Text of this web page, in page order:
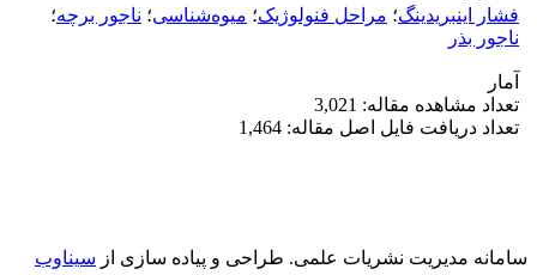
فشار اینبریدینگ؛ مراحل فنولوژیک؛ میوه‌شناسی؛ ناجور برچه؛
ناجور بذر
آمار
تعداد مشاهده مقاله: 3,021
تعداد دریافت فایل اصل مقاله: 1,464
سامانه مدیریت نشریات علمی. طراحی و پیاده سازی از سیناوب